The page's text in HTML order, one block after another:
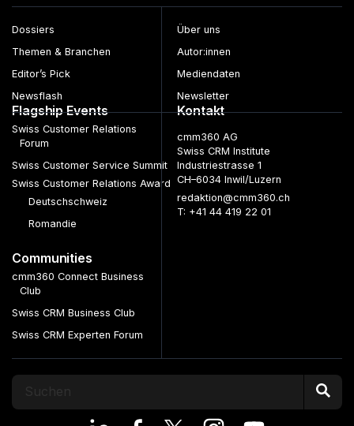
Dossiers
Themen & Branchen
Editor’s Pick
Newsflash
Über uns
Autor:innen
Mediendaten
Newsletter
Flagship Events
Swiss Customer Relations
Forum
Swiss Customer Service Summit
Swiss Customer Relations Award
Deutschschweiz
Romandie
Communities
cmm360 Connect Business
Club
Swiss CRM Business Club
Swiss CRM Experten Forum
Kontakt
cmm360 AG
Swiss CRM Institute
Industriestrasse 1
CH–6034 Inwil/Luzern
redaktion@cmm360.ch
T: +41 44 419 22 01